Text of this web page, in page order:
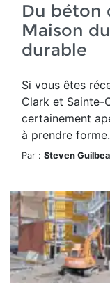
Du béton
Maison
durable
Si vous êtes
Clark et Sainte-
certainement
à prendre
Par : Steven